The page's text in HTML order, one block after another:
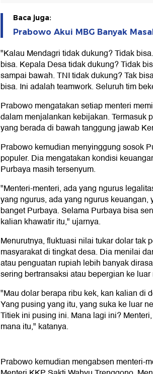
Baca juga:
Prabowo Akui MBG Banyak
"Kalau Mendagri tidak dukung? Tidak
bisa. Kepala Desa tidak dukung? Tidak
sampai bawah. TNI tidak dukung? Tak
bisa. Ini adalah teamwork. Seluruh tim
Prabowo mengatakan setiap menteri
dalam menjalankan kebijakan. Termasuk
yang berada di bawah tanggung jawab
Prabowo kemudian menyinggung sosok
populer. Dia mengatakan kondisi
Purbaya masih tersenyum.
"Menteri-menteri, ada yang ngurus
yang ngurus, ada yang ngurus
banget Purbaya. Selama Purbaya bisa
kalian khawatir itu," ujarnya.
Menurutnya, fluktuasi nilai tukar dolar tak
masyarakat di tingkat desa. Dia menilai
atau penguatan rupiah lebih banyak
sering bertransaksi atau bepergian ke luar
"Mau dolar berapa ribu kek, kan kalian di
Yang pusing yang itu, yang suka ke luar
Titiek ini pusing ini. Mana lagi ini?
mana itu," katanya.
Prabowo kemudian mengabsen menteri-